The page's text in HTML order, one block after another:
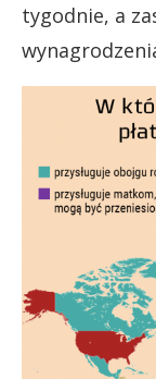
tygodnie, a